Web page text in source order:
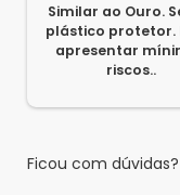
Similar ao Ouro.
plástico protetor.
apresentar
riscos..
Ficou com dúvidas?